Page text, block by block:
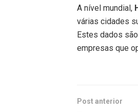
A nível mundial,
várias cidades
Estes dados
empresas que
Post anterior